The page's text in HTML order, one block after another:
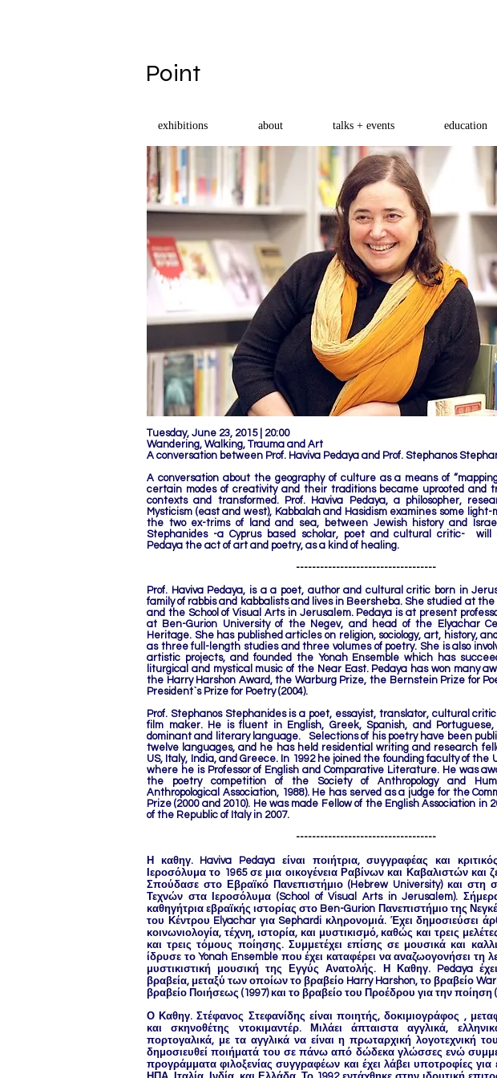
​Point
exhibitions about talks + events education
Tuesday, June 23, 2015 | 20:00
Wandering, Walking, Trauma and Art
A conversation between Prof. Haviva Pedaya and Prof. Stephanos
A conversation about the geography of culture as a means of
certain modes of creativity and their traditions became uprooted and
contexts and transformed. Prof. Haviva Pedaya, a philosopher,
Mysticism (east and west), Kabbalah and Hasidism examines some light-
the two ex-trims of land and sea, between Jewish history and
Stephanides -a Cyprus based scholar, poet and cultural critic- will
Pedaya the act of art and poetry, as a kind of healing.
-----------------------------------
Prof. Haviva Pedaya, is a a poet, author and cultural critic born in
family of rabbis and kabbalists and lives in Beersheba. She studied at
and the School of Visual Arts in Jerusalem. Pedaya is at present
at Ben-Gurion University of the Negev, and head of the Elyachar
Heritage. She has published articles on religion, sociology, art, history,
as three full-length studies and three volumes of poetry. She is also
artistic projects, and founded the Yonah Ensemble which has
liturgical and mystical music of the Near East. Pedaya has won many
the Harry Harshon Award, the Warburg Prize, the Bernstein Prize for
President`s Prize for Poetry (2004).
Prof. Stephanos Stephanides is a poet, essayist, translator, cultural
film maker. He is fluent in English, Greek, Spanish, and
dominant and literary language. Selections of his poetry have been
twelve languages, and he has held residential writing and research
US, Italy, India, and Greece. In 1992 he joined the founding faculty of the
where he is Professor of English and Comparative Literature. He was
the poetry competition of the Society of Anthropology and
Anthropological Association, 1988). He has served as a judge for the
Prize (2000 and 2010). He was made Fellow of the English Association in
of the Republic of Italy in 2007.
-----------------------------------
Η καθηγ. Haviva Pedaya είναι ποιήτρια, συγγραφέας και
Ιεροσόλυμα το 1965 σε μια οικογένεια Ραβίνων και Καβαλιστών και
Σπούδασε στο Εβραϊκό Πανεπιστήμιο (Hebrew University) και στη
Τεχνών στα Ιεροσόλυμα (School of Visual Arts in Jerusalem).
καθηγήτρια εβραϊκής ιστορίας στο Ben-Gurion Πανεπιστήμιο της
του Κέντρου Elyachar για Sephardi κληρονομιά. Έχει δημοσιεύσει
κοινωνιολογία, τέχνη, ιστορία, και μυστικισμό, καθώς και τρεις
και τρεις τόμους ποίησης. Συμμετέχει επίσης σε μουσικά και
ίδρυσε το Yonah Ensemble που έχει καταφέρει να αναζωογονήσει τη
μυστικιστική μουσική της Εγγύς Ανατολής. Η Καθηγ. Pedaya
βραβεία, μεταξύ των οποίων το βραβείο Harry Harshon, το βραβείο
βραβείο Ποιήσεως (1997) και το βραβείο του Προέδρου για την ποίηση
Ο Καθηγ. Στέφανος Στεφανίδης είναι ποιητής, δοκιμιογράφος ,
και σκηνοθέτης ντοκιμαντέρ. Μιλάει άπταιστα αγγλικά,
πορτογαλικά, με τα αγγλικά να είναι η πρωταρχική λογοτεχνική
δημοσιευθεί ποιήματά του σε πάνω από δώδεκα γλώσσες ενώ
προγράμματα φιλοξενίας συγγραφέων και έχει λάβει υποτροφίες για